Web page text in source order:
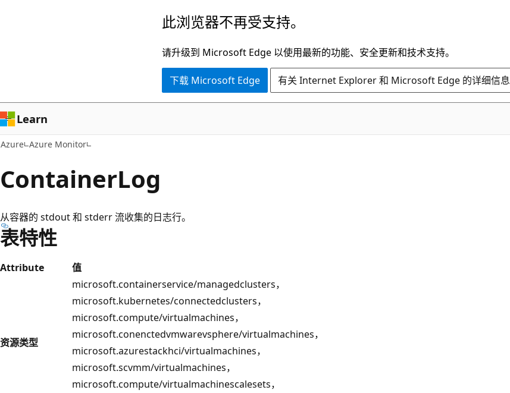
容
此浏览器不再受支持。
请升级到 Microsoft Edge 以使用最新的功能、安全更新和技术支持。
下载 Microsoft Edge 有关 Internet Explorer 和 Microsoft Edge 的详细信息
Learn
Azure Azure Monitor
ContainerLog
从容器的 stdout 和 stderr 流收集的日志行。
表特性
Attribute 值
资源类型
microsoft.containerservice/managedclusters，
microsoft.kubernetes/connectedclusters，
microsoft.compute/virtualmachines，
microsoft.conenctedvmwarevsphere/virtualmachines，
microsoft.azurestackhci/virtualmachines，
microsoft.scvmm/virtualmachines，
microsoft.compute/virtualmachinescalesets，